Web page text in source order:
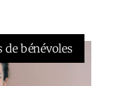
de bénévoles